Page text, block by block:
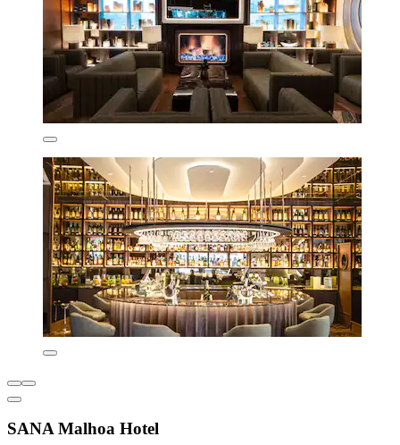
SANA Malhoa Hotel